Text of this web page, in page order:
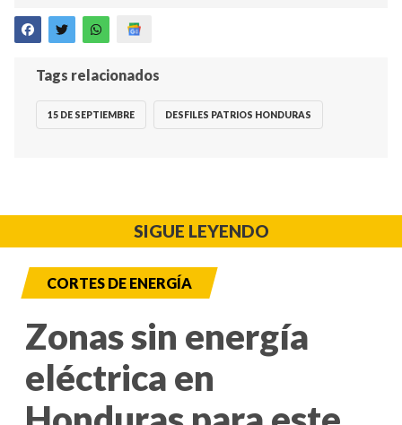
Tags relacionados
15 DE SEPTIEMBRE DESFILES PATRIOS HONDURAS
SIGUE LEYENDO
CORTES DE ENERGÍA
Zonas sin energía
eléctrica en